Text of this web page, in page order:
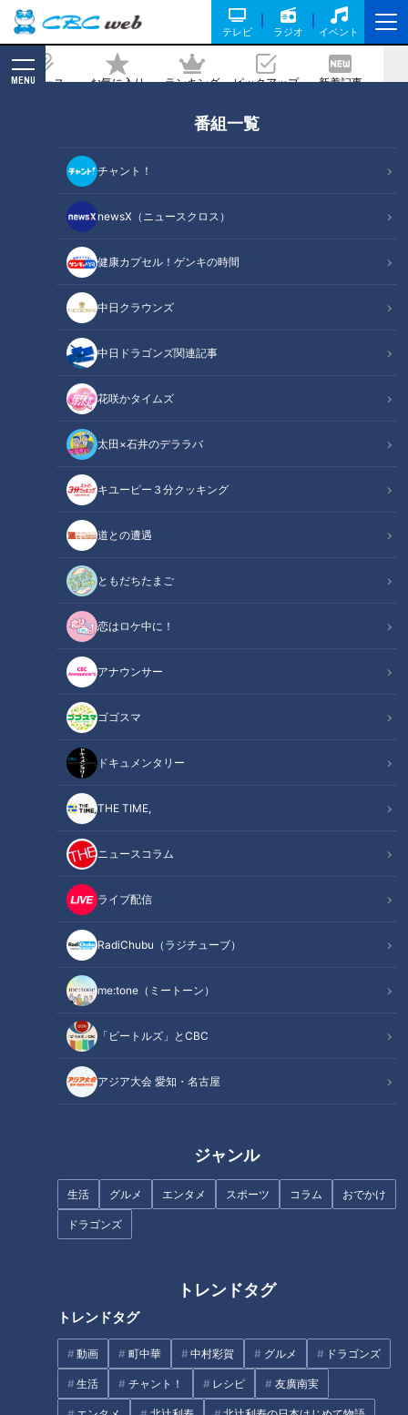
テレビ ラジオ イベント
ニュース お気に入り ランキング ピックアップ 新着記事
MENU
番組一覧
チャント！
newsX（ニュースクロス）
健康カプセル！ゲンキの時間
中日クラウンズ
中日ドラゴンズ関連記事
花咲かタイムズ
太田×石井のデララバ
キユーピー３分クッキング
道との遭遇
ともだちたまご
恋はロケ中に！
アナウンサー
ゴゴスマ
ドキュメンタリー
THE TIME,
ニュースコラム
ライブ配信
RadiChubu（ラジチューブ）
me:tone（ミートーン）
「ビートルズ」とCBC
アジア大会 愛知・名古屋
ジャンル
生活 グルメ エンタメ スポーツ コラム おでかけ
ドラゴンズ
トレンドタグ
トレンドタグ
動画 町中華 中村彩賀 グルメ ドラゴンズ
生活 チャント！ レシピ 友廣南実
プロ”気象予報士に聞いた 東海地方の
「涼しいスポット」と「涼しいグルメ」
2023/08/22 17:00
CBCテレビ『花咲かタイムズ』うなずキング
花咲かタイムズ
うなずキング
毎日、役立つ天気予報を届けてくれる気象予報士。東海地方の
気象予報士に、気象の知識を生かして見つけた「涼しいスポッ
ト」と「涼しいグルメ」を聞いてみました！
涼しさ名古屋No.1？ 市内で一番標高が高い「スカイプロム
ナード」
名古屋市街地より20℃も涼しい！「大滝鍾乳洞」
もちもち食感がたまらない！夏の涼グルメ「和泉手延べそ
うめん」
日本一酸っぱい！？レモン尽くしのかき氷
オススメ関連コンテンツ
涼しさ名古屋No.1？ 市内で一番標高が高い「スカ
イプロムナード」
名古屋駅に直結したミッドランドスクエアの最上階にある『ス
カイプロムナード』（入場料：大人1,000円、中高生500円）
は、名古屋市内で一番標高が高い屋外展望台。